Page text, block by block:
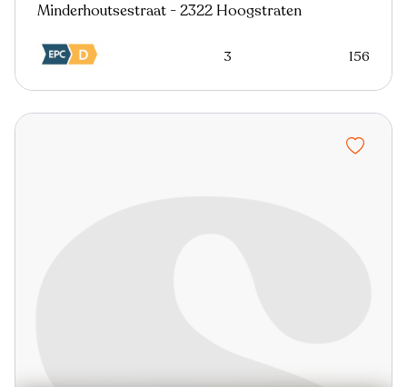
Minderhoutsestraat - 2322 Hoogstraten
3 156